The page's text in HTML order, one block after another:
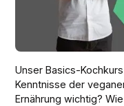
Unser Basics-
Kenntnisse der
Ernährung wichtig?